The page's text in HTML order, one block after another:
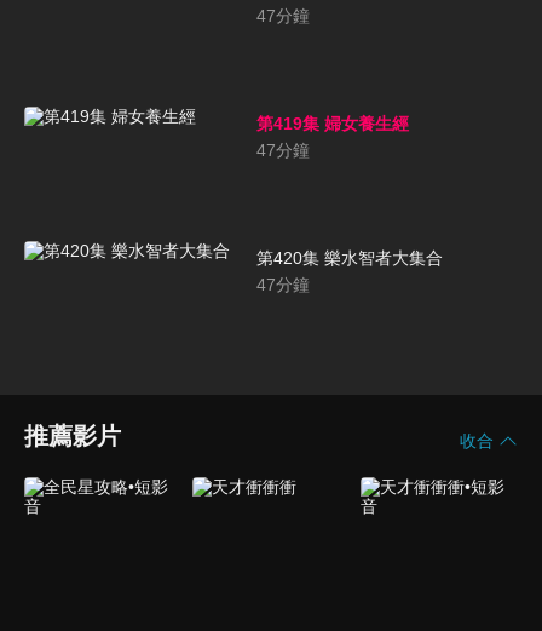
47分鐘
第419集 婦女養生經
47分鐘
第420集 樂水智者大集合
47分鐘
推薦影片 收合